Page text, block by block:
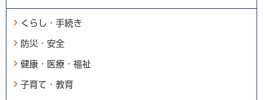
くらし・手続き
防災・安全
健康・医療・福祉
子育て・教育